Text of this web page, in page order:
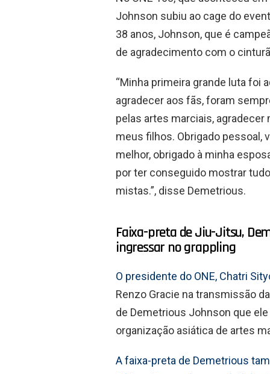
Johnson subiu ao cage do
38 anos, Johnson, que é
de agradecimento com o
“Minha primeira grande luta foi
agradecer aos fãs, foram
pelas artes marciais,
meus filhos. Obrigado pessoal,
melhor, obrigado à minha
por ter conseguido mostrar
mistas.”, disse Demetrious.
Faixa-preta de Jiu-Jitsu,
ingressar no grappling
O presidente do ONE, Chatri
Renzo Gracie na transmissão
de Demetrious Johnson que
organização asiática de artes
A faixa-preta de Demetrious